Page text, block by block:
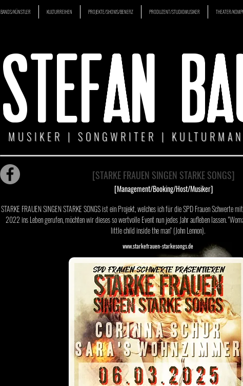
BANDS/KÜNSTLER KULTURREIHEN PROJEKTE/SHOWS/BENEFIZ PRODUZENT/STUDIOMUSIKER THEATER/
[STARKE FRAUEN SINGEN STARKE SONGS]
[Management/Booking/Host/Musiker]
STARKE FRAUEN SINGEN STARKE SONGS ist ein Projekt, welches ich für die SPD Frauen Schwerte
2022 ins Leben gerufen, möchten wir dieses so wertvolle Event nun jedes Jahr aufleben lassen.
little child inside the man" (John Lennon).
www.starkefrauen-starkesongs.de
STEFAN
MUSIKER | SONGWRITER |